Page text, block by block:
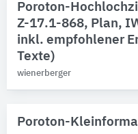
Poroton-
Z-17.1-868, Plan,
inkl. empfohlener
Texte)
wienerberger
Poroton-